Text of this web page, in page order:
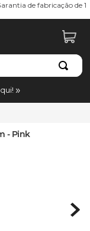
de fabricação de 1
- Pink